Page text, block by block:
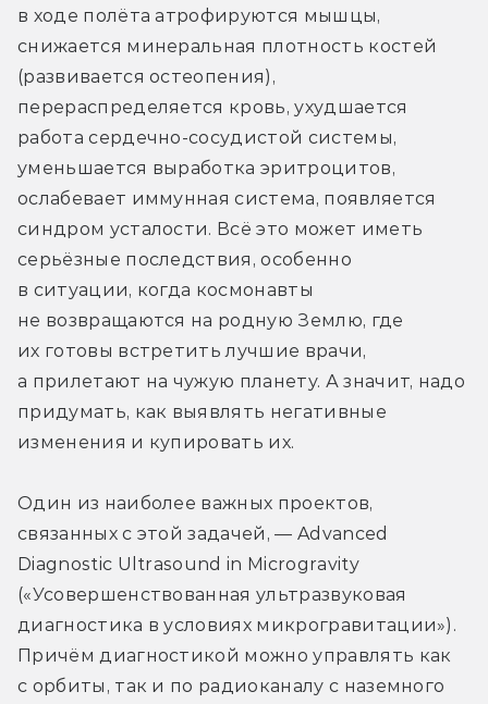
в ходе полёта атрофируются мышцы,
снижается минеральная плотность костей
(развивается остеопения),
перераспределяется кровь, ухудшается
работа сердечно-сосудистой системы,
уменьшается выработка эритроцитов,
ослабевает иммунная система, появляется
синдром усталости. Всё это может иметь
серьёзные последствия, особенно
в ситуации, когда космонавты
не возвращаются на родную Землю, где
их готовы встретить лучшие врачи,
а прилетают на чужую планету. А значит, надо
придумать, как выявлять негативные
изменения и купировать их.
Один из наиболее важных проектов,
связанных с этой задачей, — Advanced
Diagnostic Ultrasound in Microgravity
(«Усовершенствованная ультразвуковая
диагностика в условиях микрогравитации»).
Причём диагностикой можно управлять как
с орбиты, так и по радиоканалу с наземного